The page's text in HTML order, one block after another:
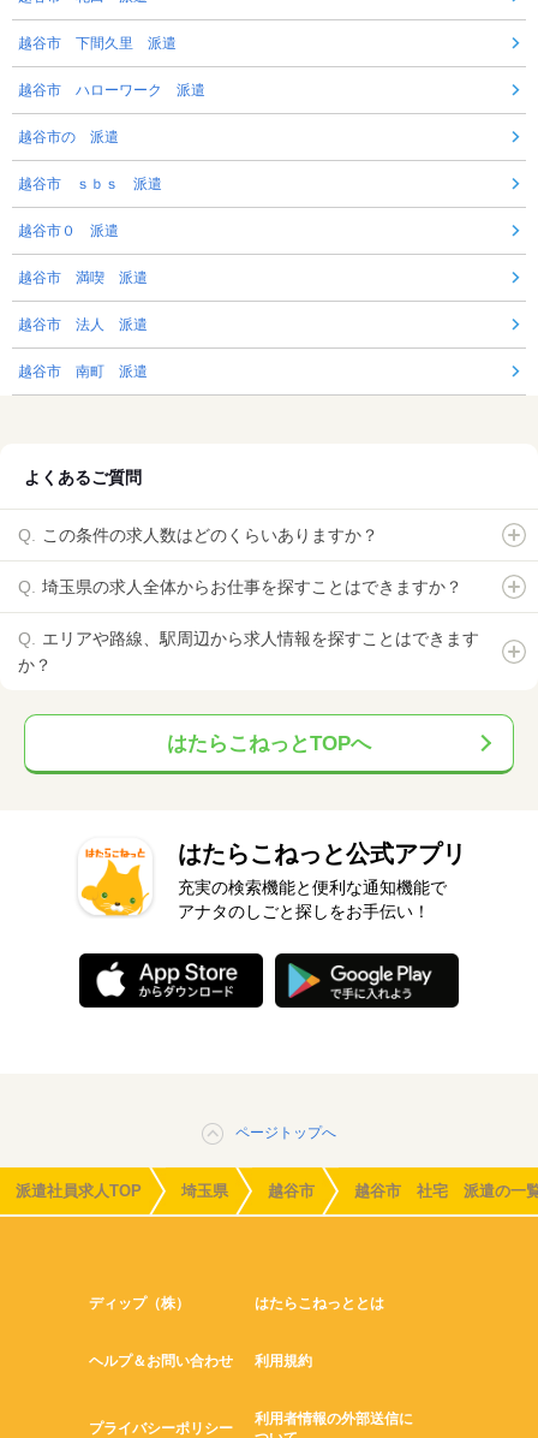
越谷市 下間久里 派遣
越谷市 ハローワーク 派遣
越谷市の 派遣
越谷市 ｓｂｓ 派遣
越谷市０ 派遣
越谷市 満喫 派遣
越谷市 法人 派遣
越谷市 南町 派遣
よくあるご質問
この条件の求人数はどのくらいありますか？
埼玉県の求人全体からお仕事を探すことはできますか？
エリアや路線、駅周辺から求人情報を探すことはできます
か？
はたらこねっとTOPへ
はたらこねっと公式アプリ
充実の検索機能と便利な通知機能で
アナタのしごと探しをお手伝い！
ページトップへ
派遣社員求人TOP 埼玉県 越谷市 越谷市 社宅 派遣の一
ディップ（株） はたらこねっととは
ヘルプ＆お問い合わせ 利用規約
プライバシーポリシー
利用者情報の外部送信に